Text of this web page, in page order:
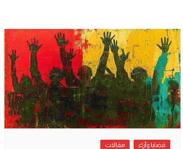
قضايا وآراء مقالات